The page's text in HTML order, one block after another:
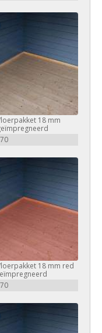
18 mm
18 mm red